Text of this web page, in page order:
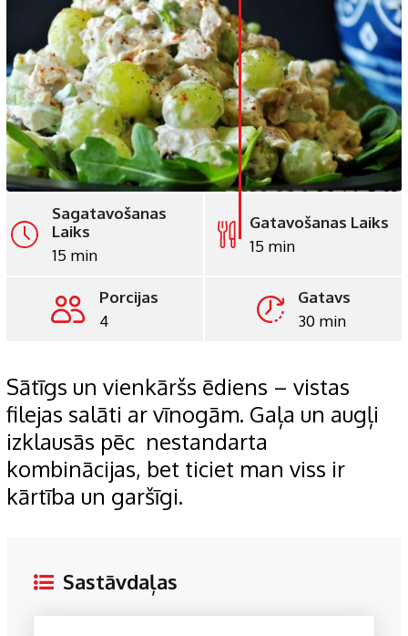
LinkedIn
Whatsapp
Pinterest
Sagatavošanas
Laiks
15 min
Gatavošanas Laiks
15 min
Porcijas
4
Gatavs
30 min
Sātīgs un vienkāršs ēdiens – vistas
filejas salāti ar vīnogām. Gaļa un augļi
izklausās pēc nestandarta
kombinācijas, bet ticiet man viss ir
kārtība un garšīgi.
Sastāvdaļas